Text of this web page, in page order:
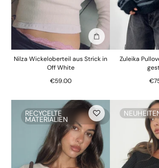
In die Tasche stecken
Nilza Wickeloberteil aus Strick in
Off White
€59.00
Zuleika
RECYCELTE
MATERIALIEN